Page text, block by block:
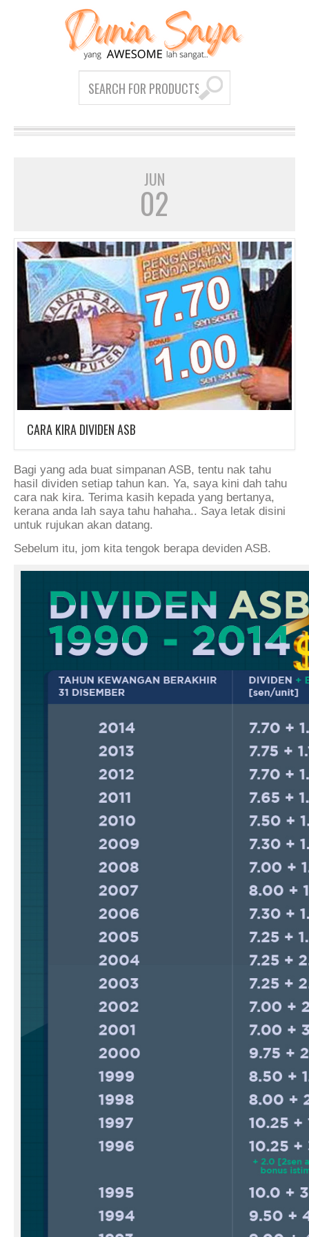
JUN
02
CARA KIRA DIVIDEN ASB
Bagi yang ada buat simpanan ASB, tentu nak tahu
hasil dividen setiap tahun kan. Ya, saya kini dah tahu
cara nak kira. Terima kasih kepada yang bertanya,
kerana anda lah saya tahu hahaha.. Saya letak disini
untuk rujukan akan datang.
Sebelum itu, jom kita tengok berapa deviden ASB.